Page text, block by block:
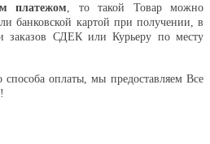
платежом , то такой Товар можно
банковской картой при получении, в
заказов СДЕК или Курьеру по месту
оплаты, мы предоставляем Все